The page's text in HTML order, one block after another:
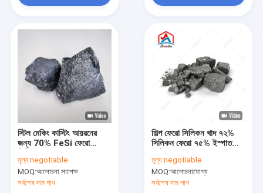
স্টিল মেকিং কাস্টিং আয়রনের
জন্য 70% FeSi ফেরো
মূল্য:negotiable
MOQ:আলোচনা সাপেক্ষ
সর্বশেষ দাম পান
শিল্প ফেরো সিলিকন খাদ ৭২%
সিলিকন ফেরো ৭৫% ইস্পাত
মূল্য:negotiable
MOQ:আলোচনাযোগ্য
সর্বশেষ দাম পান